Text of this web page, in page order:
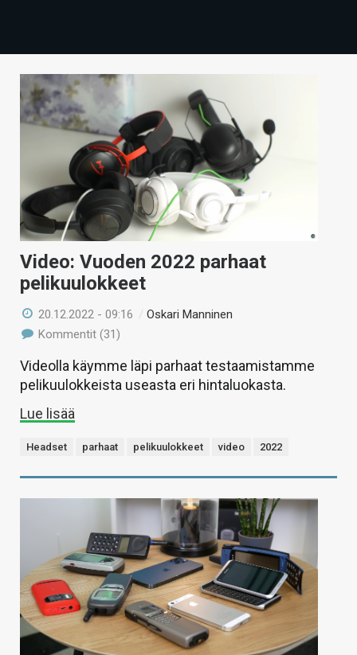
TECHBBS
TIETOA
HINTA.FI
VAIHDA TEEMA
HAKU
Video: Vuoden 2022 parhaat
pelikuulokkeet
20.12.2022 - 09:16 /Oskari Manninen
Kommentit (31)
Videolla käymme läpi parhaat testaamistamme
pelikuulokkeista useasta eri hintaluokasta.
Lue lisää
Headset parhaat pelikuulokkeet video 2022